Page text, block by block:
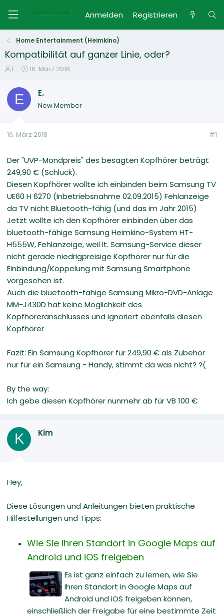
Anmelden Registrieren
Home Entertainment (Heimkino)
Kompatibilität auf ganzer Linie, oder?
E
s
e
e
E.
E
t
e
t
m
16. März 2018
E E.
New Member
16. März 2018 #1
Der "UVP-Mondpreis" des besagten Kopfhörer beträgt
249,90 € (Schluck).
Diesen Kopfhörer wollte ich einbinden beim Samsung TV
UE60 H 6270 (Inbetriebsnahme 02.09.2015) Fehlanzeige
da TV nicht Bluetooth-fähig (und das im Jahr 2015)
Jetzt wollte ich den Kopfhörer einbinden über das
bluetooth-fähige Samsung Heimkino-System HT-
H555W, Fehlanzeige, weil lt. Samsung-Service dieser
nicht gerade niedrigpreisige Kopfhörer nur für die
Einbindung/Koppelung mit Samsung Smartphone
vorgesehen ist.
Auch die bluetooth-fähige Samsung Mikro-DVD-Anlage
MM-J430D hat keine Möglichkeit des
Kopfhöreranschlusses und ignoriert ebenfalls diesen
Kopfhörer
Fazit: Ein Samsung Kopfhörer für 249,90 € als Zubehör
nur für ein Samsung - Handy, stimmt da was nicht? ?(
By the way:
Ich gebe diesen Kopfhörer nunmehr ab für VB 100 €
K Kim
Hey,
Diese Lösungen und Anleitungen bieten praktische
Hilfestellungen und Tipps:
Wie Sie Ihren Standort in Google Maps auf
Android und iOS freigeben
Es ist ganz einfach zu lernen, wie Sie
Ihren Standort in Google Maps auf
Android und iOS freigeben können,
einschließlich der Freigabe für eine bestimmte Zeit